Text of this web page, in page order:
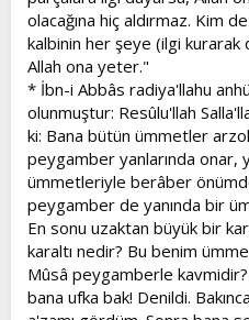
olacağına hiç aldırmaz. Kim
kalbinin her şeye (ilgi kurarak
Allah ona yeter."
* İbn-i Abbâs radiya'llahu
olunmuştur: Resûlu'llah
ki: Bana bütün ümmetler
peygamber yanlarında onar,
ümmetleriyle berâber
peygamber de yanında bir
En sonu uzaktan büyük bir
karaltı nedir? Bu benim
Mûsâ peygamberle
bana ufka bak! Denildi.